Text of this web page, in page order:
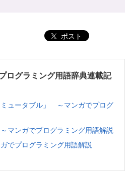
ポスト
ログラミング用語辞典連載記
ミュータブル」 ～マンガでプログ
マンガでプログラミング用語解説
でプログラミング用語解説